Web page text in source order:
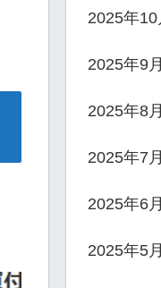
2025年10
2025年9月
2025年8月
2025年7月
2025年6月
2025年5月